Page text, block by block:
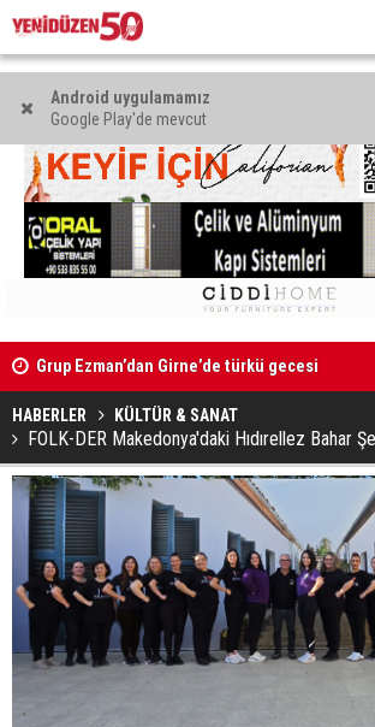
Android uygulamamız
Google Play'de mevcut
Grup Ezman’dan Girne’de türkü gecesi
Kıbrıs’ın güneyinde yıllık enflasyon
oldu
HABERLER KÜLTÜR & SANAT
FOLK-DER Makedonya'daki Hıdırellez Bahar